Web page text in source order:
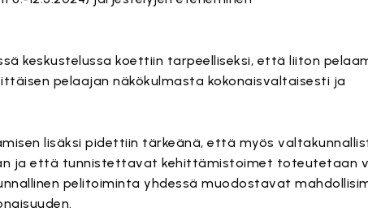
keskustelussa koettiin tarpeelliseksi, että liiton
pelaajan näkökulmasta kokonaisvaltaisesti ja
lisäksi pidettiin tärkeänä, että myös
ja että tunnistettavat kehittämistoimet toteutetaan
pelitoiminta yhdessä muodostavat